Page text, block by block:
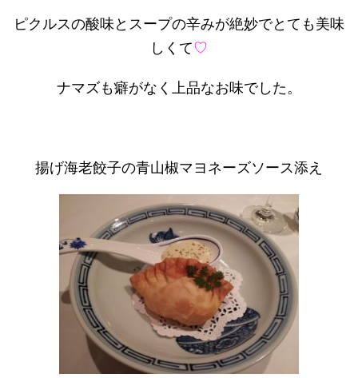
ピクルスの酸味とスープの辛みが絶妙でとても美味
しくて♡
ナマズも癖がなく上品なお味でした。
揚げ海老餃子の青山椒マヨネーズソース添え